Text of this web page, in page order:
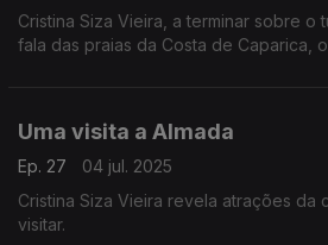
Cristina Siza Vieira, a terminar sobre o
fala das praias da Costa de Caparica,
Uma visita a Almada
Ep. 27
04 jul. 2025
Cristina Siza Vieira revela atrações da
visitar.